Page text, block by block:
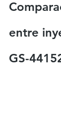
entre
GS-